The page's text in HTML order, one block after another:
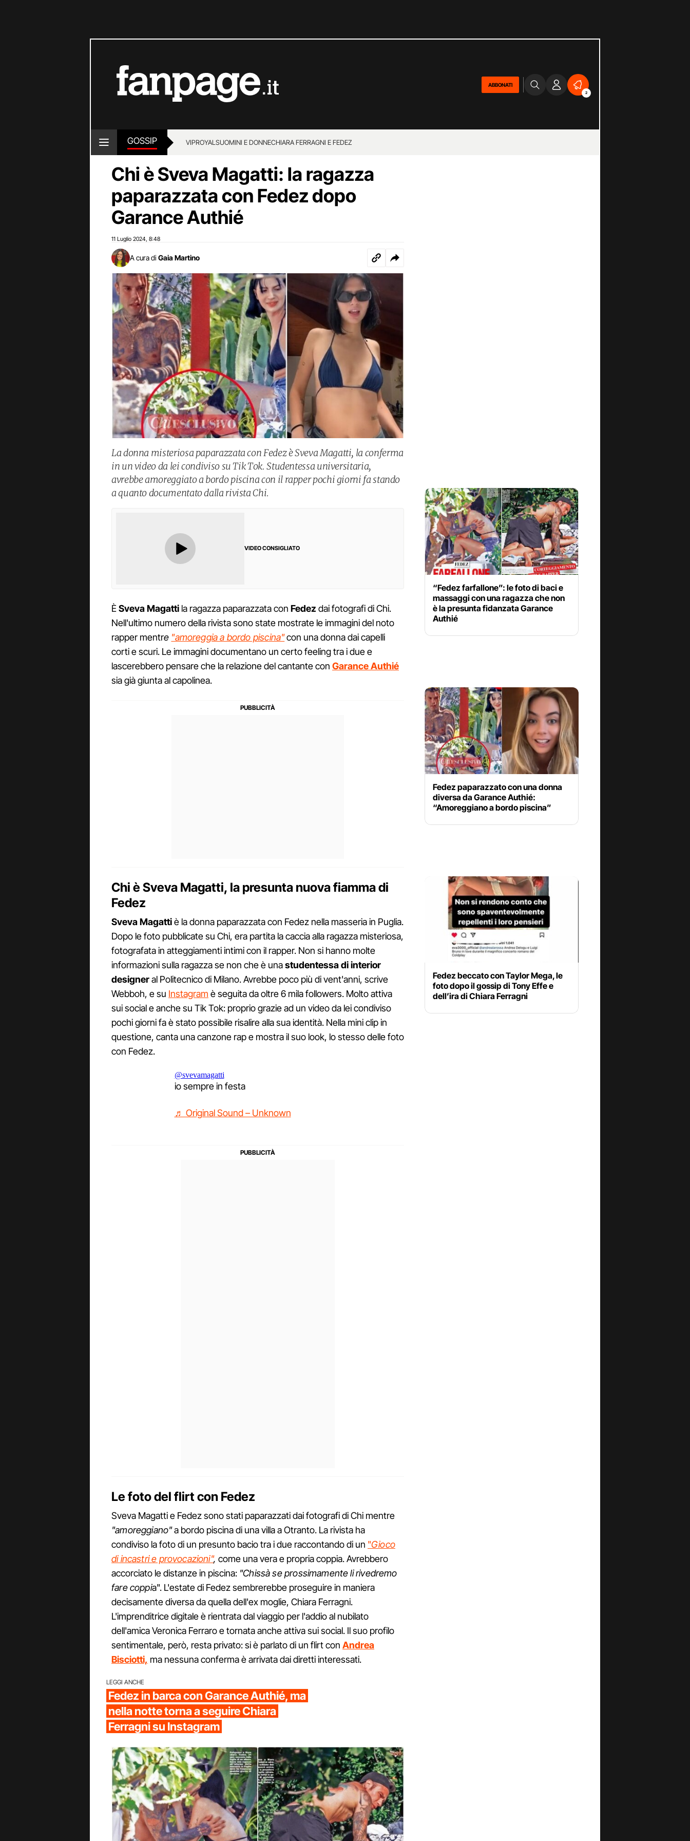
ABBONATI
2
GOSSIP VIPROYALSUOMINI E DONNECHIARA FERRAGNI E FEDEZ
Chi è Sveva Magatti: la ragazza
paparazzata con Fedez dopo
Garance Authié
11 Luglio 2024 8:48
A cura di Gaia Martino
La donna misteriosa paparazzata con Fedez è Sveva Magatti, la conferma
in un video da lei condiviso su Tik Tok. Studentessa universitaria,
avrebbe amoreggiato a bordo piscina con il rapper pochi giorni fa stando
a quanto documentato dalla rivista Chi.
VIDEO CONSIGLIATO
ÈSveva Magatti la ragazza paparazzata con Fedez dai fotografi di Chi.
Nell'ultimo numero della rivista sono state mostrate le immagini del noto
rapper mentre "amoreggia a bordo piscina"con una donna dai capelli
corti e scuri. Le immagini documentano un certo feeling tra i due e
lascerebbero pensare che la relazione del cantante con Garance Authié
sia già giunta al capolinea.
Chi è Sveva Magatti, la presunta nuova fiamma di
Fedez
Sveva Magattiè la donna paparazzata con Fedez nella masseria in Puglia.
Dopo le foto pubblicate su Chi, era partita la caccia alla ragazza misteriosa,
fotografata in atteggiamenti intimi con il rapper. Non si hanno molte
informazioni sulla ragazza se non che è unastudentessa di interior
designeral Politecnico di Milano. Avrebbe poco più di vent'anni, scrive
Webboh, e su Instagram è seguita da oltre 6 mila followers. Molto attiva
sui social e anche su Tik Tok: proprio grazie ad un video da lei condiviso
pochi giorni fa è stato possibile risalire alla sua identità. Nella mini clip in
questione, canta una canzone rap e mostra il suo look, lo stesso delle foto
con Fedez.
@svevamagatti
io sempre in festa
♬ Original Sound – Unknown
Le foto del flirt con Fedez
Sveva Magatti e Fedez sono stati paparazzati dai fotografi di Chi mentre
"amoreggiano"a bordo piscina di una villa a Otranto. La rivista ha
condiviso la foto di un presunto bacio tra i due raccontando di un "Gioco
di incastri e provocazioni",come una vera e propria coppia. Avrebbero
accorciato le distanze in piscina: "Chissà se prossimamente li rivedremo
fare coppia". L'estate di Fedez sembrerebbe proseguire in maniera
decisamente diversa da quella dell'ex moglie, Chiara Ferragni.
L'imprenditrice digitale è rientrata dal viaggio per l'addio al nubilato
dell'amica Veronica Ferraro e tornata anche attiva sui social. Il suo profilo
sentimentale, però, resta privato: si è parlato di un flirt con Andrea
Bisciotti, ma nessuna conferma è arrivata dai diretti interessati.
LEGGI ANCHE
Fedez in barca con Garance Authié, ma
nella notte torna a seguire Chiara
Ferragni su Instagram
“Fedez farfallone”: le foto di baci e
massaggi con una ragazza che non
è la presunta fidanzata Garance
Authié
Fedez paparazzato con una donna
diversa da Garance Authié:
“Amoreggiano a bordo piscina”
Fedez beccato con Taylor Mega, le
foto dopo il gossip di Tony Effe e
dell’ira di Chiara Ferragni